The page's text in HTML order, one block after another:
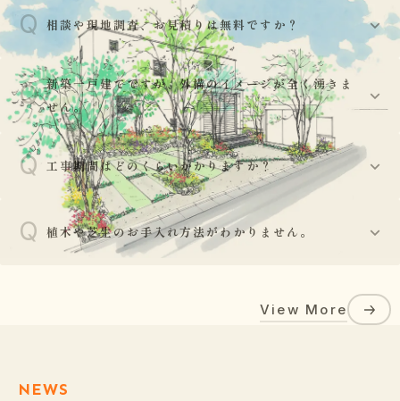
Q 相談や現地調査、お見積りは無料ですか？
A はい、基本的には現地調査からお見積り、プランニング
まで無料で承っております。お気軽にご相談ください。
Q 新築一戸建てですが、外構のイメージが全く湧きま
せん。
A
ご安心ください。建物の外観図や平面図をお持ちいただ
ければ、外壁や玄関ドアの色調との調和を考え、お客様
の建物をより引き立てるデザインをご提案いたします。
Q 工事期間はどのくらいかかりますか？
工事の規模により異なりますが、部分的な工事であれば
数日〜1週間程度、新築の外構一式工事であれば3週間〜
Q 植木や芝生のお手入れ方法がわかりません。
植栽工事後には、水やりの頻度や剪定の時期、肥料の与
え方など、植物が長持ちするための正しいお手入れ方法
View More
NEWS